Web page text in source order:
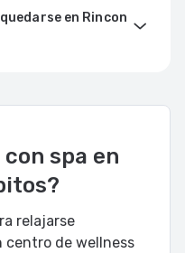
en Rincon
spa en
relajarse
centro de wellness